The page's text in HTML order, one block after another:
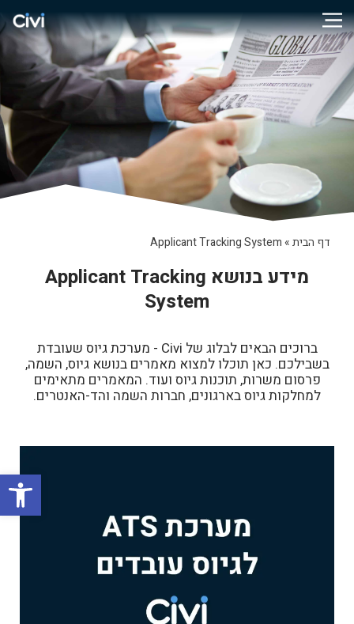
דף הבית»
Applicant Tracking System
מידע בנושא Applicant Tracking
System
ברוכים הבאים לבלוג של Civi - מערכת גיוס שעובדת
בשבילכם. כאן תוכלו למצוא מאמרים בנושא גיוס, השמה,
פרסום משרות, תוכנות גיוס ועוד. המאמרים מתאימים
למחלקות גיוס בארגונים, חברות השמה והד-האנטרים.
פתח